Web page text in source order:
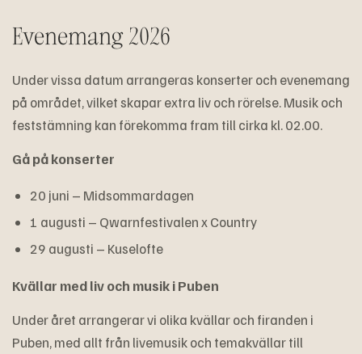
Evenemang 2026
Under vissa datum arrangeras konserter och evenemang
på området, vilket skapar extra liv och rörelse. Musik och
feststämning kan förekomma fram till cirka kl. 02.00.
Gå på konserter
20 juni – Midsommardagen
1 augusti – Qwarnfestivalen x Country
29 augusti – Kuselofte
Kvällar med liv och musik i Puben
Under året arrangerar vi olika kvällar och firanden i
Puben, med allt från livemusik och temakvällar till